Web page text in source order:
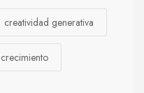
creatividad generativa
crecimiento